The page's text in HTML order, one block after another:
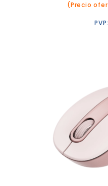
(Precio